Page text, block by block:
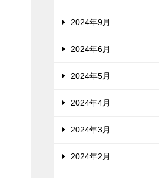
2024年9月
2024年6月
2024年5月
2024年4月
2024年3月
2024年2月